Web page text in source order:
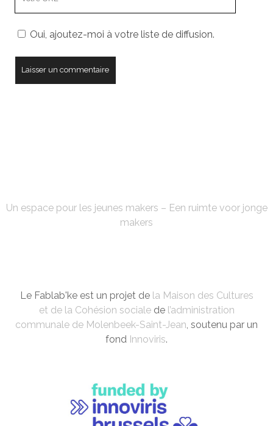
votreOui, ajoutez-moi à votre liste de diffusion.
Un espace pour les jeunes makers – Een ruimte voor jonge
makers
Le Fablab'ke est un projet de la Maison des Cultures
et de la Cohésion socialede l’administration
communale de Molenbeek-Saint-Jean, soutenu par un
fond Innoviris.